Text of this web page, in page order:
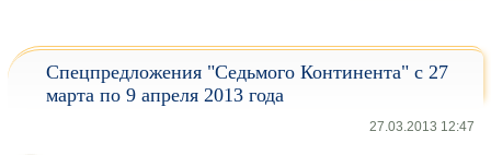
Спецпредложения "Седьмого Континента" с 27
марта по 9 апреля 2013 года
27.03.2013 12:47